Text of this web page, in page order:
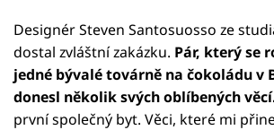
Designér Steven Santosuosso ze
dostal zvláštní zakázku. Pár, který se
jedné bývalé továrně na čokoládu v
donesl několik svých oblíbených
první společný byt. Věci, které mi